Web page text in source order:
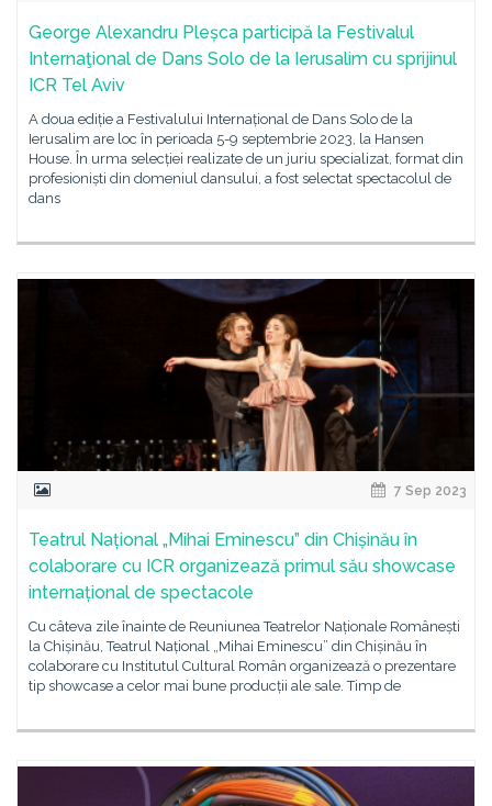
George Alexandru Pleșca participă la Festivalul
Internaţional de Dans Solo de la Ierusalim cu sprijinul
ICR Tel Aviv
A doua ediție a Festivalului Internațional de Dans Solo de la
Ierusalim are loc în perioada 5-9 septembrie 2023, la Hansen
House. În urma selecției realizate de un juriu specializat, format din
profesioniști din domeniul dansului, a fost selectat spectacolul de
dans
7 Sep 2023
Teatrul Național „Mihai Eminescu” din Chișinău în
colaborare cu ICR organizează primul său showcase
internațional de spectacole
Cu câteva zile înainte de Reuniunea Teatrelor Naționale Românești
la Chișinău, Teatrul Național „Mihai Eminescu” din Chișinău în
colaborare cu Institutul Cultural Român organizează o prezentare
tip showcase a celor mai bune producții ale sale. Timp de